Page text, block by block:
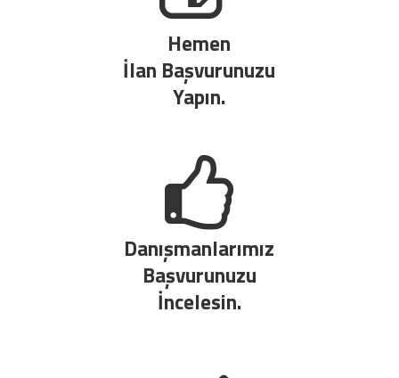
Hemen
İlan Başvurunuzu
Yapın.
Danışmanlarımız
Başvurunuzu
İncelesin.